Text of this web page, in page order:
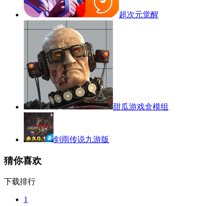
超次元觉醒
甜瓜游戏盒模组
剑雨传说九游版
猜你喜欢
下载排行
1